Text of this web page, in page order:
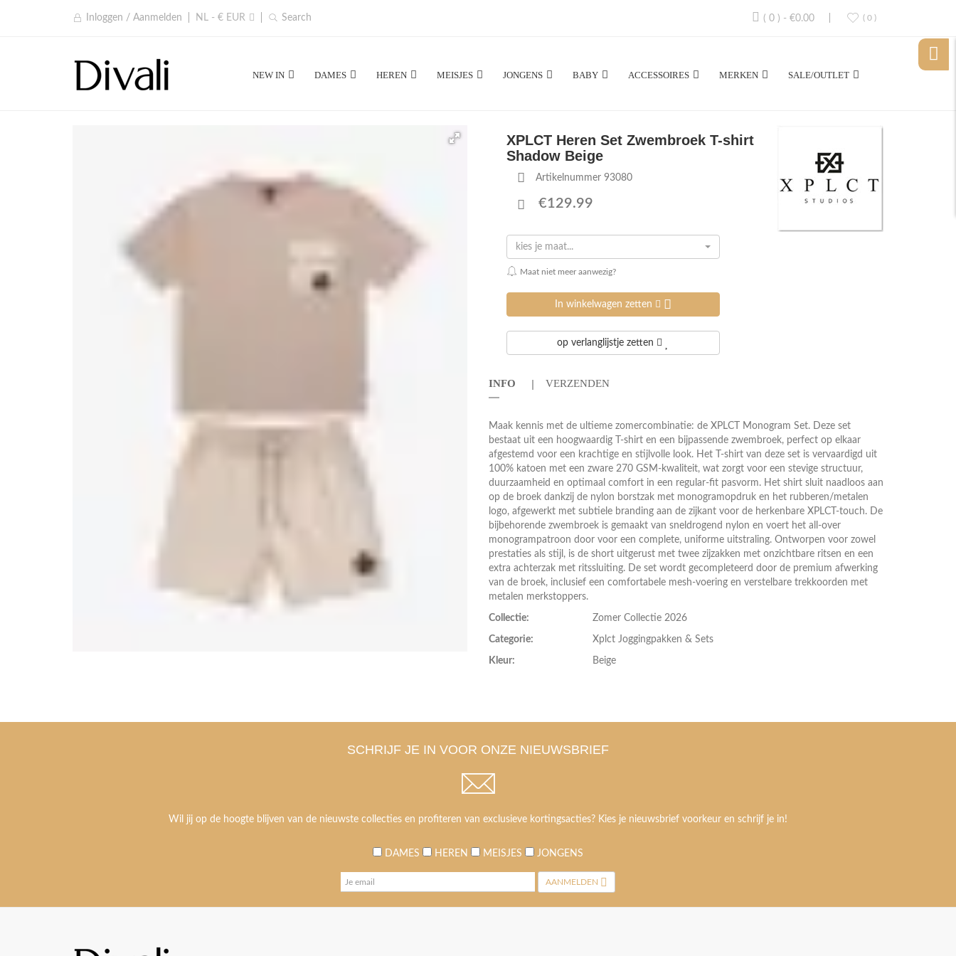
Inloggen / Aanmelden NL - € EUR Search ( 0 )
( 0 ) - €0.00
NEW IN DAMES HEREN MEISJES JONGENS BABY ACCESSOIRES MERKEN SALE/OUTLET
XPLCT Heren Set Zwembroek T-shirt
Shadow Beige
Artikelnummer 93080
€129.99
kies je maat...
Maat niet meer aanwezig?
In winkelwagen zetten
op verlanglijstje zetten
INFO VERZENDEN
Maak kennis met de ultieme zomercombinatie: de XPLCT Monogram Set. Deze set
bestaat uit een hoogwaardig T-shirt en een bijpassende zwembroek, perfect op elkaar
afgestemd voor een krachtige en stijlvolle look. Het T-shirt van deze set is vervaardigd uit
100% katoen met een zware 270 GSM-kwaliteit, wat zorgt voor een stevige structuur,
duurzaamheid en optimaal comfort in een regular-fit pasvorm. Het shirt sluit naadloos aan
op de broek dankzij de nylon borstzak met monogramopdruk en het rubberen/metalen
logo, afgewerkt met subtiele branding aan de zijkant voor de herkenbare XPLCT-touch. De
bijbehorende zwembroek is gemaakt van sneldrogend nylon en voert het all-over
monogrampatroon door voor een complete, uniforme uitstraling. Ontworpen voor zowel
prestaties als stijl, is de short uitgerust met twee zijzakken met onzichtbare ritsen en een
extra achterzak met ritssluiting. De set wordt gecompleteerd door de premium afwerking
van de broek, inclusief een comfortabele mesh-voering en verstelbare trekkoorden met
metalen merkstoppers.
Collectie: Zomer Collectie 2026
Categorie: Xplct Joggingpakken & Sets
Kleur: Beige
SCHRIJF JE IN VOOR ONZE NIEUWSBRIEF
Wil jij op de hoogte blijven van de nieuwste collecties en profiteren van exclusieve kortingsacties? Kies je nieuwsbrief voorkeur en schrijf je in!
DAMES HEREN MEISJES JONGENS
AANMELDEN